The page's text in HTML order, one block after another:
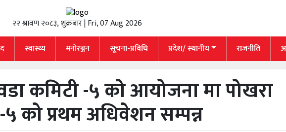
२२ श्रावण २०८३, शुक्रबार | Fri, 07 Aug 2026
स्वास्थ्य मनाेरञ्जन सूचना-प्रविधि प्रदेश/ स्थानीय राजनीति
कमिटी -५ को आयोजना मा पोखरा
को प्रथम अधिवेशन सम्पन्न